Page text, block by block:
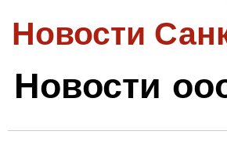
Новости
Новости